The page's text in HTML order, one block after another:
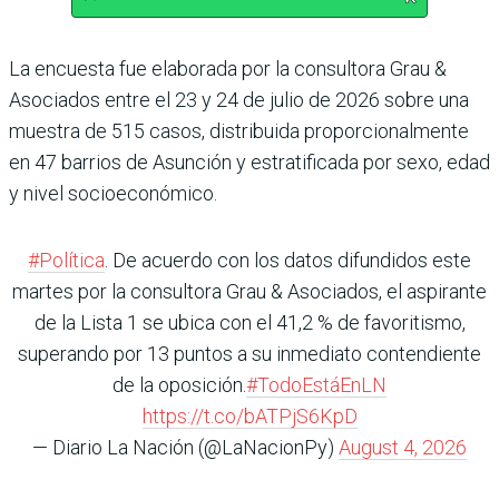
La encuesta fue elaborada por la consultora Grau &
Asociados entre el 23 y 24 de julio de 2026 sobre una
muestra de 515 casos, distribuida proporcionalmente
en 47 barrios de Asunción y estratificada por sexo, edad
y nivel socioeconómico.
#Política. De acuerdo con los datos difundidos este
martes por la consultora Grau & Asociados, el aspirante
de la Lista 1 se ubica con el 41,2 % de favoritismo,
superando por 13 puntos a su inmediato contendiente
de la oposición.#TodoEstáEnLN
https://t.co/bATPjS6KpD
— Diario La Nación (@LaNacionPy) August 4, 2026